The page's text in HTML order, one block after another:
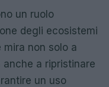
un ruolo
degli ecosistemi
mira non solo a
anche a ripristinare
un uso